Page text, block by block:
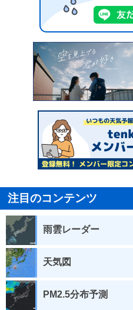
注目のコンテンツ
雨雲レーダー
天気図
PM2.5分布予測